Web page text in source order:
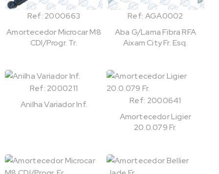
Ref: 2000663
Amortecedor Microcar M8
CDI/Progr. Tr.
Ref: AGA0002
Aba G/Lama Fibra RFA
Aixam City Fr. Esq.
Ref: 2000211
Anilha Variador Inf.
Ref: 2000641
Amortecedor Ligier
20.0.079 Fr.